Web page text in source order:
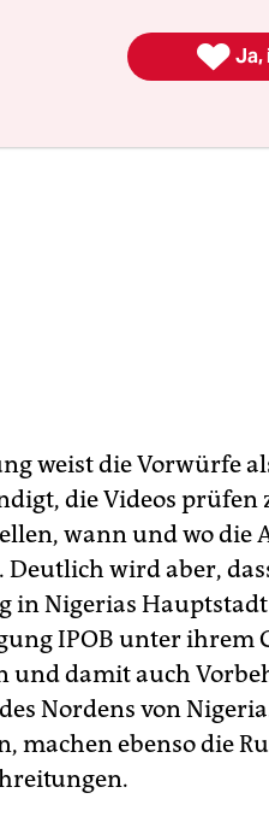
weist die Vorwürfe
die Videos prüfen
wann und wo
Deutlich wird aber,
in Nigerias
IPOB unter
und damit auch
Nordens von
machen ebenso die
 Ja,